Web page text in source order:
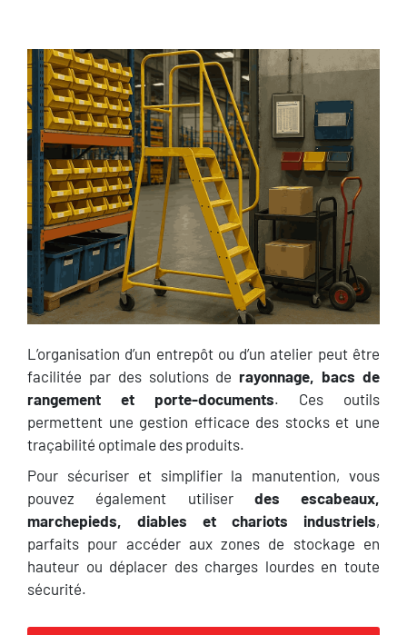
L’organisation d’un entrepôt ou d’un atelier peut être
facilitée par des solutions derayonnage, bacs de
rangement et porte-documents. Ces outils
permettent une gestion efficace des stocks et une
traçabilité optimale des produits.
Pour sécuriser et simplifier la manutention, vous
pouvez également utiliser des escabeaux,
marchepieds, diables et chariots industriels,
parfaits pour accéder aux zones de stockage en
hauteur ou déplacer des charges lourdes en toute
sécurité.